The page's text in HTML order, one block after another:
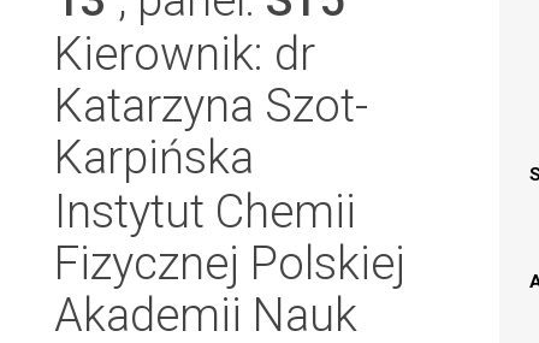
Kierownik: dr
Katarzyna Szot-
Karpińska
Instytut Chemii
Fizycznej Polskiej
Akademii Nauk